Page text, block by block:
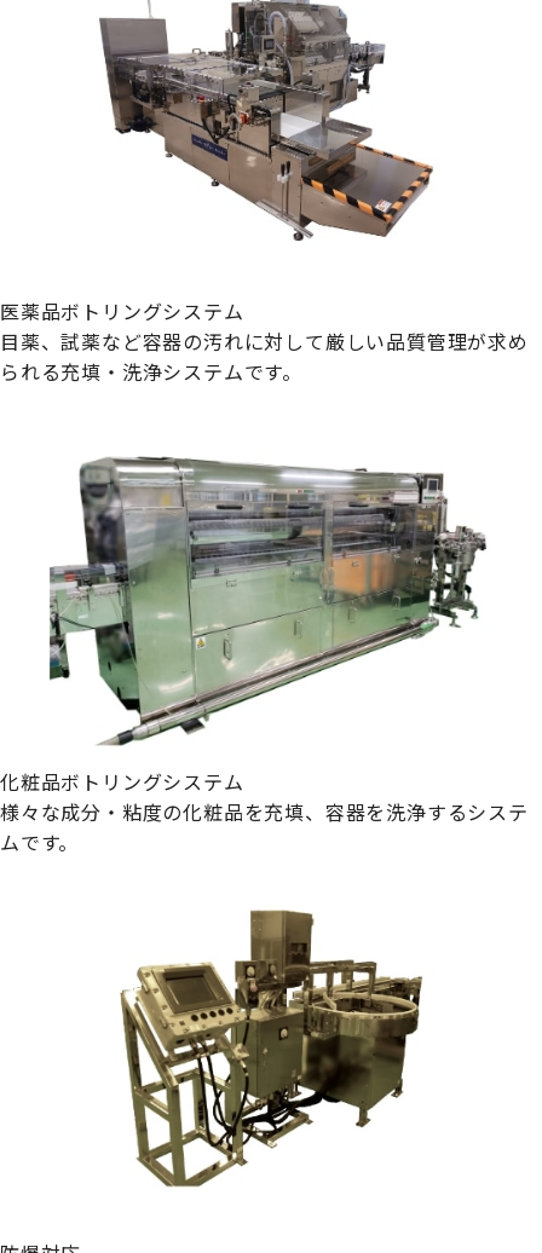
医薬品ボトリングシステム
目薬、試薬など容器の汚れに対して厳しい品質管理が求め
られる充填・洗浄システムです。
化粧品ボトリングシステム
様々な成分・粘度の化粧品を充填、容器を洗浄するシステ
ムです。